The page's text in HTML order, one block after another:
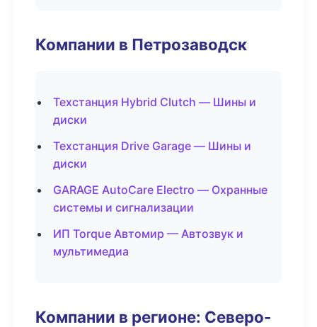
Компании в Петрозаводск
Техстанция Hybrid Clutch — Шины и
диски
Техстанция Drive Garage — Шины и
диски
GARAGE AutoCare Electro — Охранные
системы и сигнализации
ИП Torque Автомир — Автозвук и
мультимедиа
Компании в регионе: Северо-